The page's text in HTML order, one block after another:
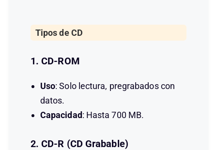
Tipos de CD
1. CD-ROM
Uso: Solo lectura, pregrabados con
datos.
Capacidad: Hasta 700 MB.
2. CD-R (CD Grabable)